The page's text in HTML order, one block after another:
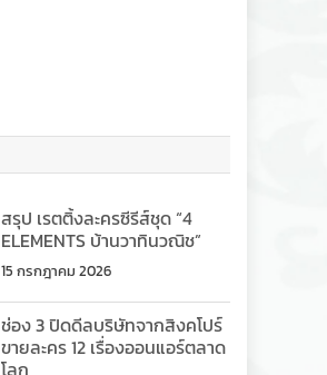
สรุป เรตติ้งละครซีรีส์ชุด “4
ELEMENTS บ้านวาทินวณิช”
15 กรกฎาคม 2026
ช่อง 3 ปิดดีลบริษัทจากสิงคโปร์
ขายละคร 12 เรื่องออนแอร์ตลาด
โลก